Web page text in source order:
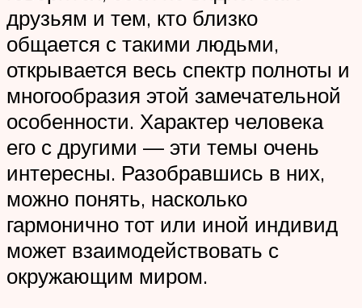
друзьям и тем, кто близко
общается с такими людьми,
открывается весь спектр полноты и
многообразия этой замечательной
особенности. Характер человека
его с другими — эти темы очень
интересны. Разобравшись в них,
можно понять, насколько
гармонично тот или иной индивид
может взаимодействовать с
окружающим миром.